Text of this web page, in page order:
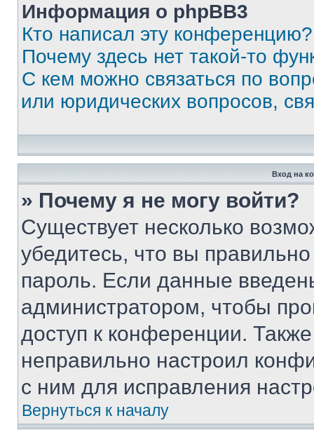
Информация о phpBB3
Кто написал эту конференцию?
Почему здесь нет такой-то
С кем можно связаться по
или юридических вопросов,
Вход на
» Почему я не могу войти?
Существует несколько
убедитесь, что вы
пароль. Если данные
администратором, чтобы
доступ к конференции.
неправильно настроил
с ним для исправления
Вернуться к началу